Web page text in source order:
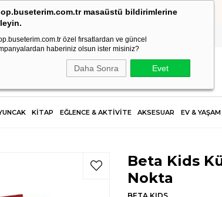
masaüstü bildirimlerine
özel fırsatlardan ve güncel
haberiniz olsun ister misiniz?
Daha Sonra Evet
HIZLI KARGO
KİTAP EĞLENCE & AKTİVİTE AKSESUAR EV & YAŞAM
Beta Kids
Nokta